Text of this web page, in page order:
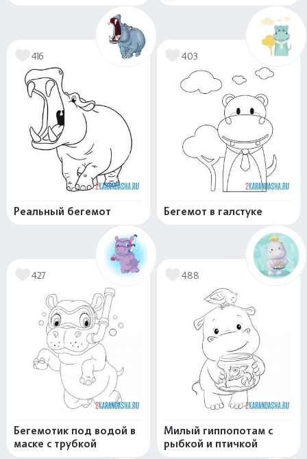
416
Реальный бегемот
403
Бегемот в галстуке
427
Бегемотик под водой в
маске с трубкой
488
Милый гиппопотам с
рыбкой и птичкой